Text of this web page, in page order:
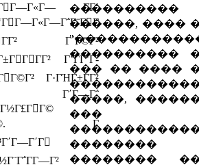
Γ­Γʽ
Γ΄Γ©Γ²
ΓʽΓ­ΓʽΓ­
Γ·ΓΉΓ±ΓΓ²
Γ΄Γ―Γ΅
Γ
����������
������, ����
����������
��� �� ����
�����,
���
��������
��������